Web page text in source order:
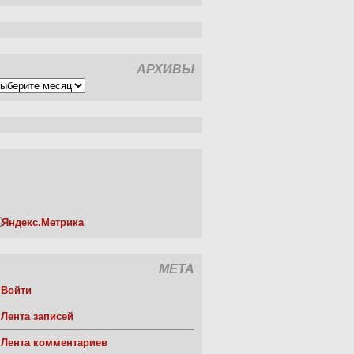
АРХИВЫ
МЕТА
Войти
Лента записей
Лента комментариев